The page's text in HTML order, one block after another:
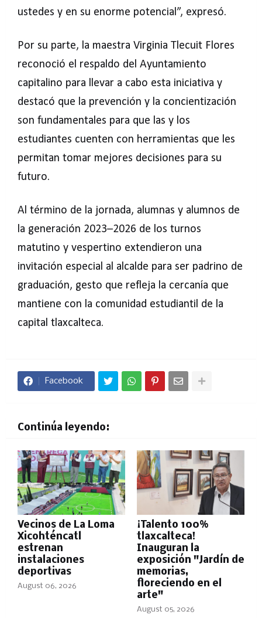
ustedes y en su enorme potencial”, expresó.
Por su parte, la maestra Virginia Tlecuit Flores
reconoció el respaldo del Ayuntamiento
capitalino para llevar a cabo esta iniciativa y
destacó que la prevención y la concientización
son fundamentales para que las y los
estudiantes cuenten con herramientas que les
permitan tomar mejores decisiones para su
futuro.
Al término de la jornada, alumnas y alumnos de
la generación 2023–2026 de los turnos
matutino y vespertino extendieron una
invitación especial al alcalde para ser padrino de
graduación, gesto que refleja la cercanía que
mantiene con la comunidad estudiantil de la
capital tlaxcalteca.
Facebook
Continúa leyendo:
Vecinos de La Loma
Xicohténcatl
estrenan
instalaciones
deportivas
August 06, 2026
¡Talento 100%
tlaxcalteca!
Inauguran la
exposición "Jardín de
memorias,
floreciendo en el
arte"
August 05, 2026